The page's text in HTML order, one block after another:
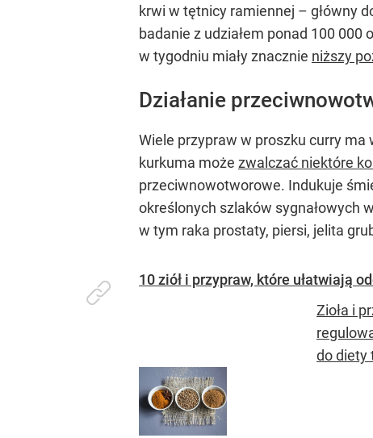
krwi w tętnicy ramiennej – główny
badanie z udziałem ponad 100 000
w tygodniu miały znacznie niższy
Działanie
Wiele przypraw w proszku curry
kurkuma może zwalczać niektóre
przeciwnowotworowe. Indukuje
określonych szlaków sygnałowych
w tym raka prostaty, piersi, jelita
10 ziół i przypraw, które ułatwiają
Zioła i
do diety